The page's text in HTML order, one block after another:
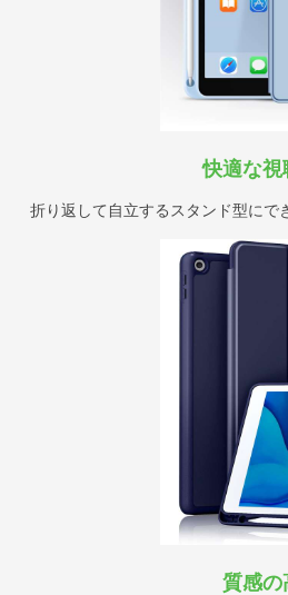
快適な視
折り返して自立するスタンド型にで
質感の